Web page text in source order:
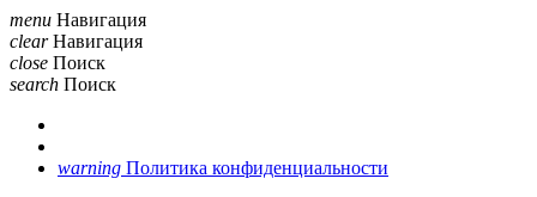
menu Навигация
clear Навигация
close Поиск
search Поиск
warning Политика конфиденциальности